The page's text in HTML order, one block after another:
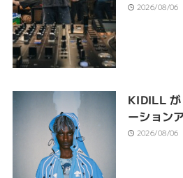
2026/08/06
KIDILL が
ーション
2026/08/06